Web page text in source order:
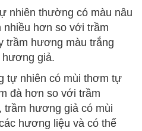
nhiên thường có màu nâu
nhiều hơn so với trầm
trầm hương màu trắng
hương giả.
tự nhiên có mùi thơm tự
đà hơn so với trầm
trầm hương giả có mùi
hương liệu và có thể